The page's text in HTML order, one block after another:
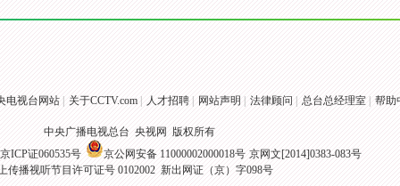
电视台网站 关于CCTV.com 人才招聘 网站声明 法律顾问 总台总经理室 帮助
中央广播电视总台 央视网 版权所有
京ICP证060535号
京公网安备 11000002000018号 京网文[2014]0383-083号
传播视听节目许可证号 0102002 新出网证（京）字098号